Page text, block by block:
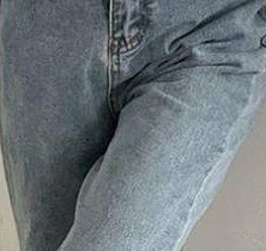
形，恩沛科技股份
動。